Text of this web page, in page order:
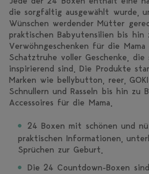
die sorgfältig ausgewählt wurde,
Wünschen werdender Mütter
praktischen Babyutensilien bis hin
Verwöhngeschenken für die
Schatztruhe voller Geschenke,
inspirierend sind. Die Produkte
Marken wie bellybutton, reer,
Schnullern und Rasseln bis hin zu
Accessoires für die Mama.
24 Boxen mit schönen und
praktischen Informationen,
Sprüchen zur Geburt.
Die 24 Countdown-Boxen